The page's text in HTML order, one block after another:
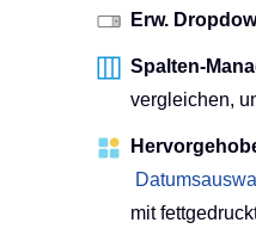
Erw.
Spalten-
vergleichen,
mit